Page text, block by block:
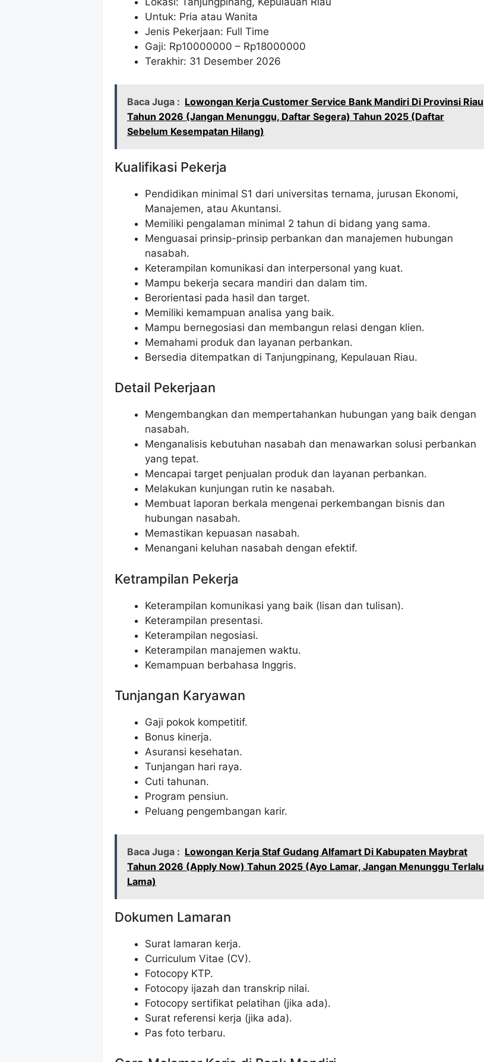
Untuk: Pria atau Wanita
Jenis Pekerjaan: Full Time
Gaji: Rp10000000 – Rp18000000
Terakhir: 31 Desember 2026
Baca Juga : Lowongan Kerja Customer Service Bank Mandiri Di Provinsi Riau
Tahun 2026 (Jangan Menunggu, Daftar Segera) Tahun 2025 (Daftar
Sebelum Kesempatan Hilang)
Kualifikasi Pekerja
Pendidikan minimal S1 dari universitas ternama, jurusan Ekonomi,
Manajemen, atau Akuntansi.
Memiliki pengalaman minimal 2 tahun di bidang yang sama.
Menguasai prinsip-prinsip perbankan dan manajemen hubungan
nasabah.
Keterampilan komunikasi dan interpersonal yang kuat.
Mampu bekerja secara mandiri dan dalam tim.
Berorientasi pada hasil dan target.
Memiliki kemampuan analisa yang baik.
Mampu bernegosiasi dan membangun relasi dengan klien.
Memahami produk dan layanan perbankan.
Bersedia ditempatkan di Tanjungpinang, Kepulauan Riau.
Detail Pekerjaan
Mengembangkan dan mempertahankan hubungan yang baik dengan
nasabah.
Menganalisis kebutuhan nasabah dan menawarkan solusi perbankan
yang tepat.
Mencapai target penjualan produk dan layanan perbankan.
Melakukan kunjungan rutin ke nasabah.
Membuat laporan berkala mengenai perkembangan bisnis dan
hubungan nasabah.
Memastikan kepuasan nasabah.
Menangani keluhan nasabah dengan efektif.
Ketrampilan Pekerja
Keterampilan komunikasi yang baik (lisan dan tulisan).
Keterampilan presentasi.
Keterampilan negosiasi.
Keterampilan manajemen waktu.
Kemampuan berbahasa Inggris.
Tunjangan Karyawan
Gaji pokok kompetitif.
Bonus kinerja.
Asuransi kesehatan.
Tunjangan hari raya.
Cuti tahunan.
Program pensiun.
Peluang pengembangan karir.
Baca Juga : Lowongan Kerja Staf Gudang Alfamart Di Kabupaten Maybrat
Tahun 2026 (Apply Now) Tahun 2025 (Ayo Lamar, Jangan Menunggu Terlalu
Lama)
Dokumen Lamaran
Surat lamaran kerja.
Curriculum Vitae (CV).
Fotocopy KTP.
Fotocopy ijazah dan transkrip nilai.
Fotocopy sertifikat pelatihan (jika ada).
Surat referensi kerja (jika ada).
Pas foto terbaru.